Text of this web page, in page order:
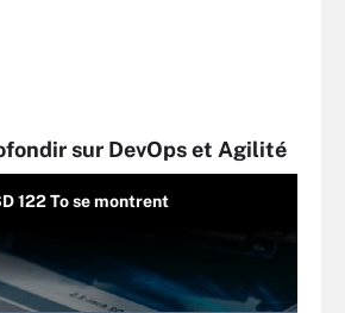
sur DevOps et Agilité
122 To se montrent